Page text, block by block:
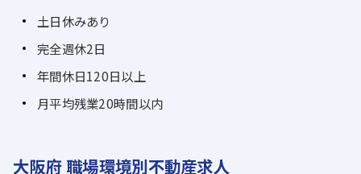
土日休みあり
完全週休2日
年間休日120日以上
月平均残業20時間以内
大阪府 職場環境別不動産求人